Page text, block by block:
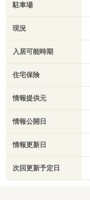
駐車場
現況
入居可能時期
住宅保険
情報提供元
情報公開日
情報更新日
次回更新予定日